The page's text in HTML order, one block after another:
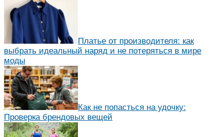
Платье от производителя: как
выбрать идеальный наряд и не потеряться в мире
моды
Как не попасться на удочку:
Проверка брендовых вещей